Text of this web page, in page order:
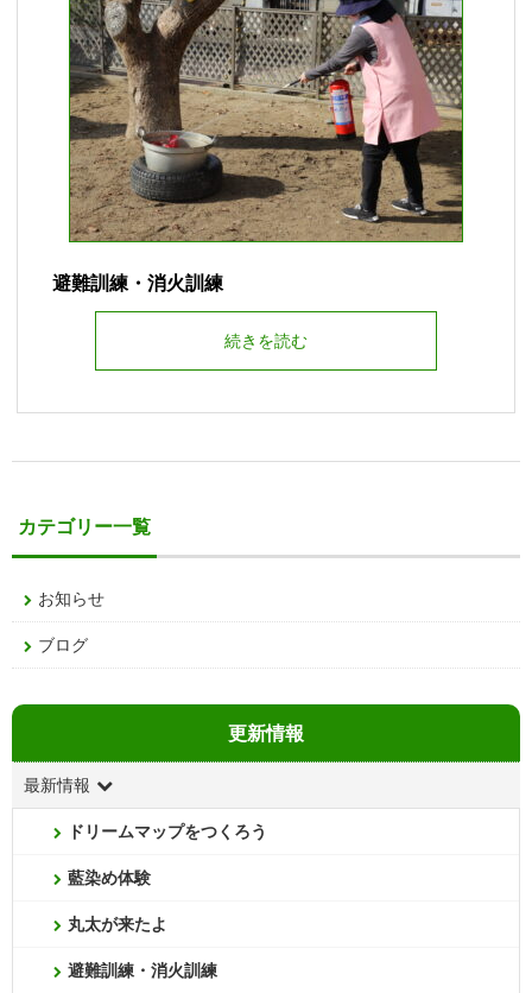
避難訓練・消火訓練
続きを読む
カテゴリー一覧
お知らせ
ブログ
更新情報
最新情報
ドリームマップをつくろう
藍染め体験
丸太が来たよ
避難訓練・消火訓練